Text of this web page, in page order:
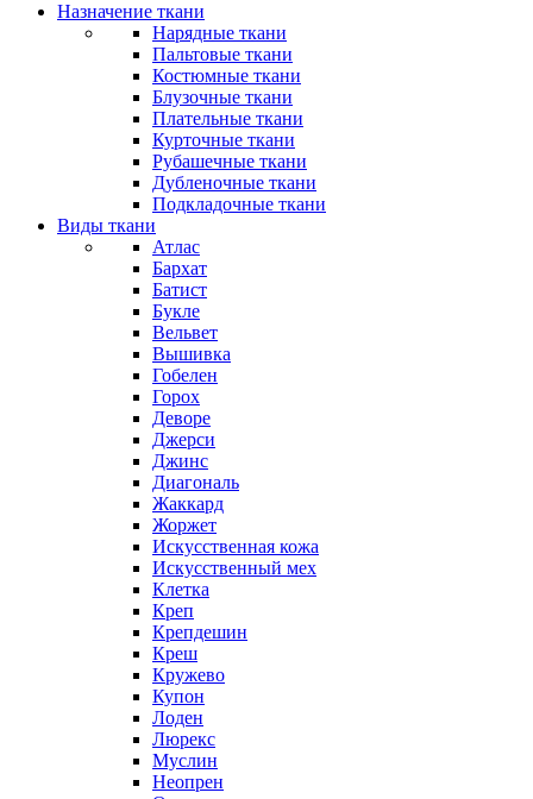
Назначение ткани
Нарядные ткани
Пальтовые ткани
Костюмные ткани
Блузочные ткани
Плательные ткани
Курточные ткани
Рубашечные ткани
Дубленочные ткани
Подкладочные ткани
Виды ткани
Атлас
Бархат
Батист
Букле
Вельвет
Вышивка
Гобелен
Горох
Деворе
Джерси
Джинс
Диагональ
Жаккард
Жоржет
Искусственная кожа
Искусственный мех
Клетка
Креп
Крепдешин
Креш
Кружево
Купон
Лоден
Люрекс
Муслин
Неопрен